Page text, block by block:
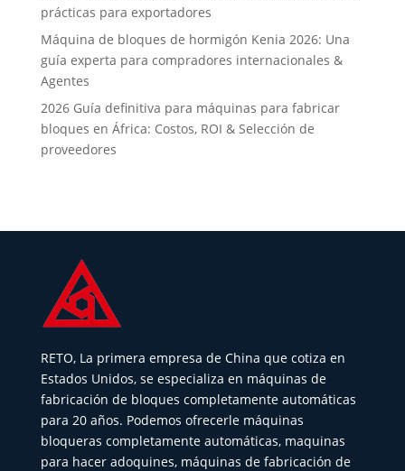
prácticas para exportadores
Máquina de bloques de hormigón Kenia 2026: Una
guía experta para compradores internacionales &
Agentes
2026 Guía definitiva para máquinas para fabricar
bloques en África: Costos, ROI & Selección de
proveedores
RETO, La primera empresa de China que cotiza en
Estados Unidos, se especializa en máquinas de
fabricación de bloques completamente automáticas
para 20 años. Podemos ofrecerle máquinas
bloqueras completamente automáticas, maquinas
para hacer adoquines, máquinas de fabricación de